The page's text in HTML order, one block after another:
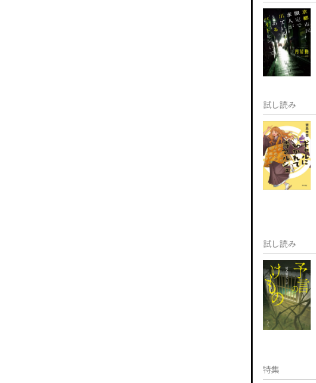
試し読み
試し読み
特集